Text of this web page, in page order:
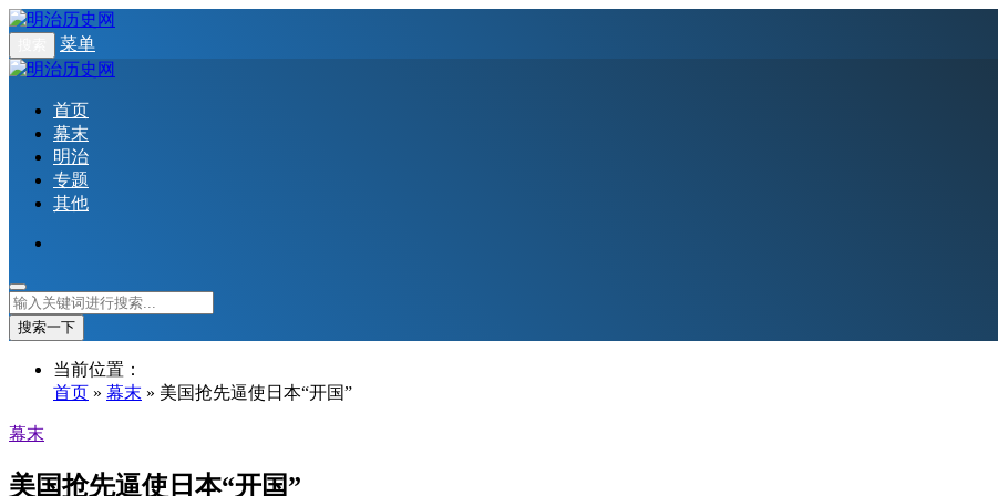
菜单
首页
幕末
明治
专题
其他
搜索一下
当前位置：
首页 » 幕末 » 美国抢先逼使日本“开国”
幕末
美国抢先逼使日本“开国”